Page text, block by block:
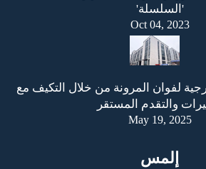
'السلسلة'
Oct 04, 2023
لفوان المرونة من خلال التكيف مع
والتقدم المستقر
May 19, 2025
إلمس